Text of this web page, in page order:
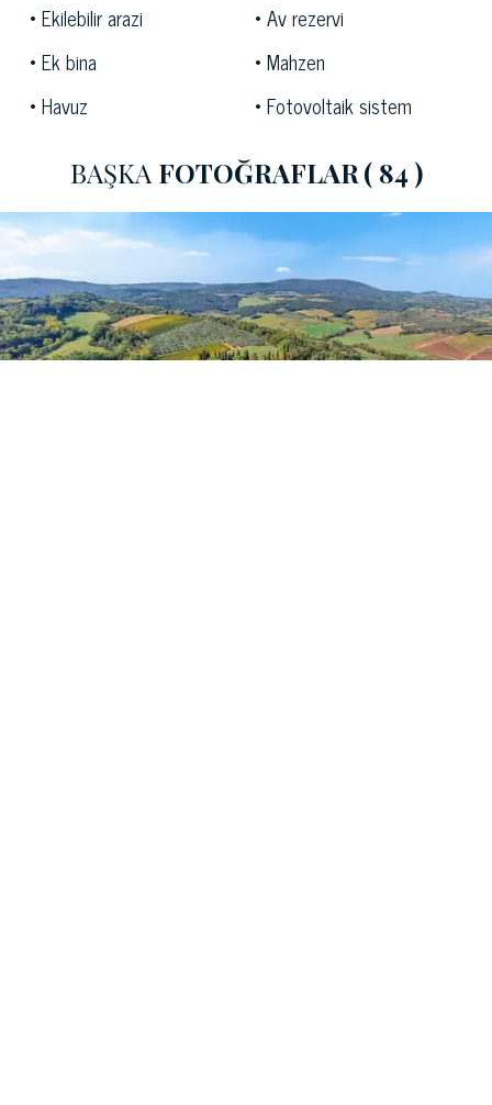
Açık havada yürüyüşler düzenlemek için ideal olan
tesisin geniş yeşil alanı, tam bir huzur içinde keyifli
dakikalar geçirebileceğiniz harika bir açık yüzme
şezlonglarla süslenmiş güneşlenme alanı, havuz başında
bağlarının büyüleyici manzarasını hayranlıkla seyretmek
için ideal bir mekandır.
Mülkün kendi şarap üretimi, ulusal ve uluslararası üzüm
bağları olarak çeşitlendirilmiş 19 hektarlık üzüm bağlarını
Ekilebilir arazi
Av rezervi
Ek bina
Mahzen
Havuz
Fotovoltaik sistem
BAŞKA FOTOĞRAFLAR( 84 )